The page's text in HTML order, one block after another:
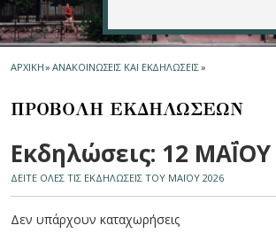
ΑΡΧΙΚΗ» ΑΝΑΚΟΙΝΩΣΕΙΣ ΚΑΙ ΕΚΔΗΛΩΣΕΙΣ»
ΠΡΟΒΟΛΗ ΕΚΔΗΛΩΣΕΩΝ
Εκδηλώσεις: 12 ΜΑΪ́ΟΥ
ΔΕΙΤΕ ΟΛΕΣ ΤΙΣ ΕΚΔΗΛΩΣΕΙΣ ΤΟΥ ΜΑΪ́ΟΥ 2026
Δεν υπάρχουν καταχωρήσεις